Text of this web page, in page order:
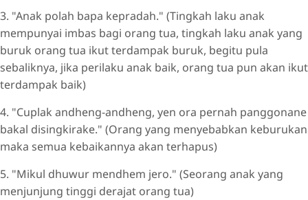
3. "Anak polah bapa kepradah." (Tingkah laku anak
mempunyai imbas bagi orang tua, tingkah laku anak yang
buruk orang tua ikut terdampak buruk, begitu pula
sebaliknya, jika perilaku anak baik, orang tua pun akan ikut
terdampak baik)
4. "Cuplak andheng-andheng, yen ora pernah panggonane
bakal disingkirake." (Orang yang menyebabkan keburukan
maka semua kebaikannya akan terhapus)
5. "Mikul dhuwur mendhem jero." (Seorang anak yang
menjunjung tinggi derajat orang tua)